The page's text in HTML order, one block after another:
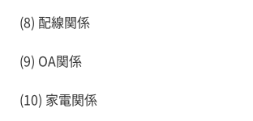
(8) 配線関係
(9) OA関係
(10) 家電関係